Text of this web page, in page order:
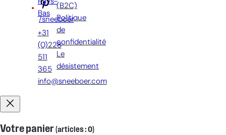
/sneeboer
Pays-
Bas
+31
(0)228
511
365
info@sneeboer.com
(B2C)
Politique
de
confidentialité
Le
désistement
Votre panier(articles : 0)